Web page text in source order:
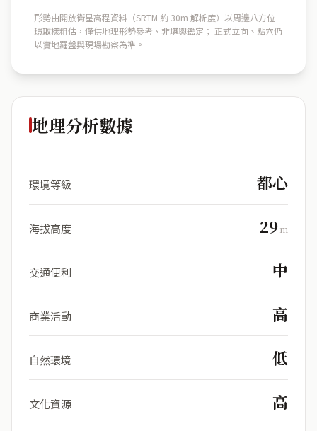
形勢由開放衛星高程資料（SRTM 約 30m 解析度）以周邊八方位
環取樣粗估，僅供地理形勢參考、非堪輿鑑定； 正式立向、點穴仍
以實地羅盤與現場勘察為準。
地理分析數據
環境等級 都心
海拔高度 29m
交通便利 中
商業活動 高
自然環境 低
文化資源 高